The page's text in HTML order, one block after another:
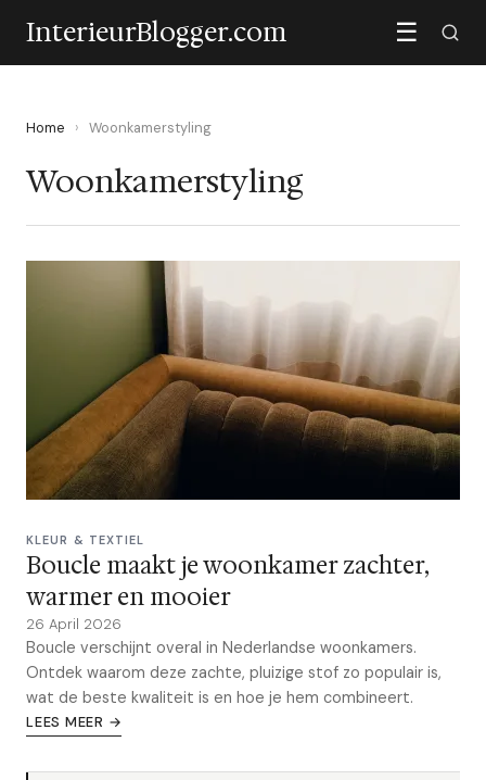
InterieurBlogger.com ☰
Home › Woonkamerstyling
Woonkamerstyling
KLEUR & TEXTIEL
Boucle maakt je woonkamer zachter,
warmer en mooier
26 April 2026
Boucle verschijnt overal in Nederlandse woonkamers.
Ontdek waarom deze zachte, pluizige stof zo populair is,
wat de beste kwaliteit is en hoe je hem combineert.
LEES MEER →